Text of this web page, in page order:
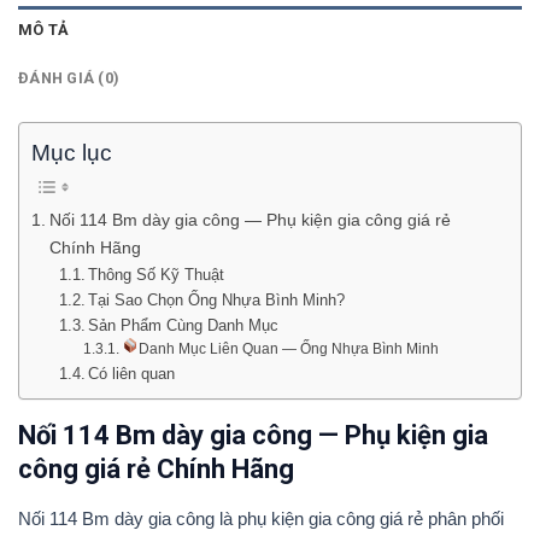
MÔ TẢ
ĐÁNH GIÁ (0)
Mục lục
Nối 114 Bm dày gia công — Phụ kiện gia công giá rẻ
Chính Hãng
Thông Số Kỹ Thuật
Tại Sao Chọn Ống Nhựa Bình Minh?
Sản Phẩm Cùng Danh Mục
Danh Mục Liên Quan — Ống Nhựa Bình Minh
Có liên quan
Nối 114 Bm dày gia công — Phụ kiện gia
công giá rẻ Chính Hãng
Nối 114 Bm dày gia công là phụ kiện gia công giá rẻ phân phối